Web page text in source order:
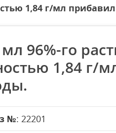
1,84 г/мл
96%-го
1,84 г/
№: 22201